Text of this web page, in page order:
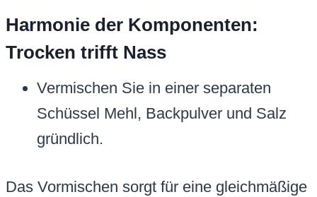
Harmonie der Komponenten:
Trocken trifft Nass
Vermischen Sie in einer separaten
Schüssel Mehl, Backpulver und Salz
gründlich.
Das Vormischen sorgt für eine gleichmäßige